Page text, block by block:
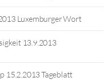
Luxemburger Wort
13.9.2013
15.2.2013 Tageblatt